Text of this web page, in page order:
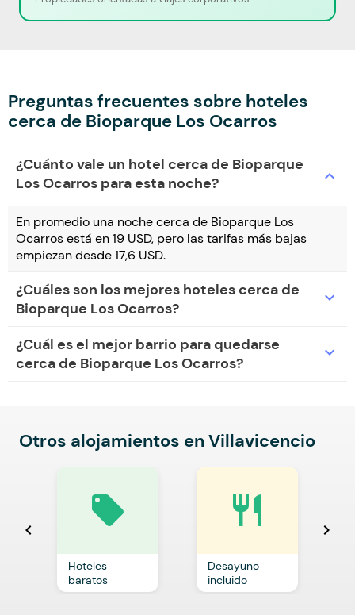
Preguntas frecuentes sobre hoteles
cerca de Bioparque Los Ocarros
¿Cuánto vale un hotel cerca de Bioparque
Los Ocarros para esta noche?
expand_more
En promedio una noche cerca de Bioparque Los
Ocarros está en 19 USD, pero las tarifas más bajas
empiezan desde 17,6 USD.
¿Cuáles son los mejores hoteles cerca de
Bioparque Los Ocarros?
expand_more
¿Cuál es el mejor barrio para quedarse
cerca de Bioparque Los Ocarros?
expand_more
Otros alojamientos en Villavicencio
chevron_left
local_offer
Hoteles
baratos
restaurant
Desayuno
incluido
chevron_right